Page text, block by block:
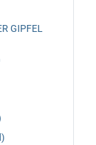
GIPFEL